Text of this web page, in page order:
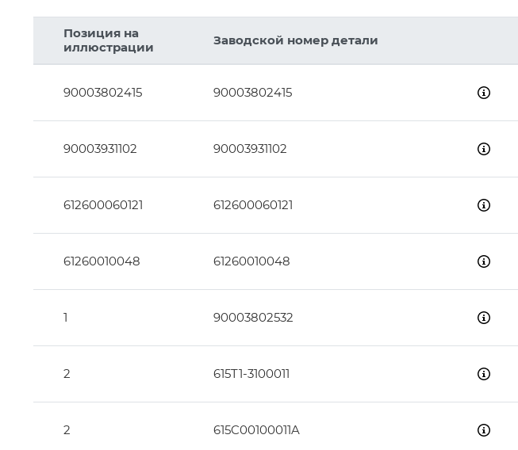
8
9
10
10
Позиция на
иллюстрации
Заводской номер детали
90003802415 90003802415
90003931102 90003931102
612600060121 612600060121
61260010048 61260010048
1 90003802532
2 615T1-3100011
2 615C00100011A